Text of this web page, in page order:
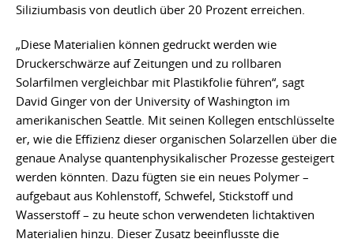
Siliziumbasis von deutlich über 20 Prozent erreichen.
„Diese Materialien können gedruckt werden wie
Druckerschwärze auf Zeitungen und zu rollbaren
Solarfilmen vergleichbar mit Plastikfolie führen“, sagt
David Ginger von der University of Washington im
amerikanischen Seattle. Mit seinen Kollegen entschlüsselte
er, wie die Effizienz dieser organischen Solarzellen über die
genaue Analyse quantenphysikalischer Prozesse gesteigert
werden könnten. Dazu fügten sie ein neues Polymer –
aufgebaut aus Kohlenstoff, Schwefel, Stickstoff und
Wasserstoff – zu heute schon verwendeten lichtaktiven
Materialien hinzu. Dieser Zusatz beeinflusste die